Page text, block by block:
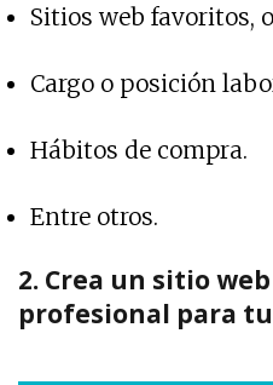
Sitios web favoritos,
Cargo o posición
Hábitos de compra.
Entre otros.
2. Crea un sitio
profesional para